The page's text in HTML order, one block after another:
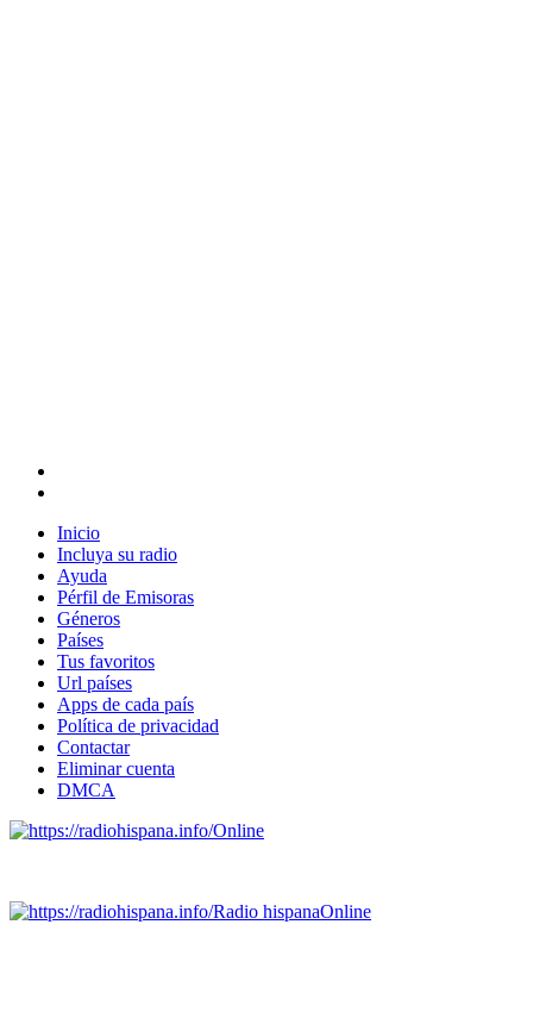
Inicio
Incluya su radio
Ayuda
Pérfil de Emisoras
Géneros
Países
Tus favoritos
Url países
Apps de cada país
Política de privacidad
Contactar
Eliminar cuenta
DMCA
Online
Radio hispanaOnline